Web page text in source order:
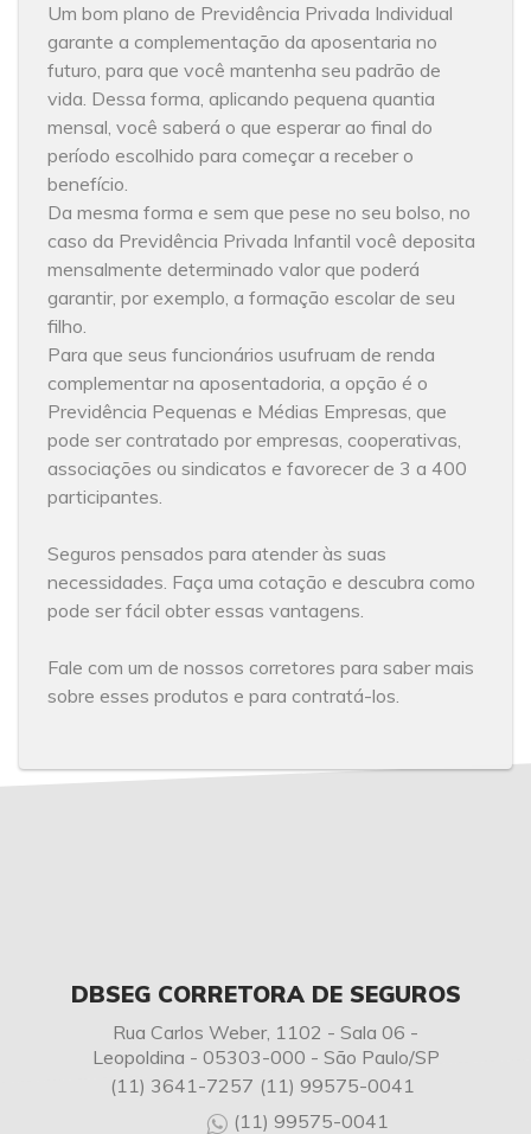
Um bom plano de Previdência Privada Individual
garante a complementação da aposentaria no
futuro, para que você mantenha seu padrão de
vida. Dessa forma, aplicando pequena quantia
mensal, você saberá o que esperar ao final do
período escolhido para começar a receber o
benefício.
Da mesma forma e sem que pese no seu bolso, no
caso da Previdência Privada Infantil você deposita
mensalmente determinado valor que poderá
garantir, por exemplo, a formação escolar de seu
filho.
Para que seus funcionários usufruam de renda
complementar na aposentadoria, a opção é o
Previdência Pequenas e Médias Empresas, que
pode ser contratado por empresas, cooperativas,
associações ou sindicatos e favorecer de 3 a 400
participantes.
Seguros pensados para atender às suas
necessidades. Faça uma cotação e descubra como
pode ser fácil obter essas vantagens.
Fale com um de nossos corretores para saber mais
sobre esses produtos e para contratá-los.
DBSEG CORRETORA DE SEGUROS
Rua Carlos Weber, 1102 - Sala 06 -
Leopoldina - 05303-000 - São Paulo/SP
(11) 3641-7257 (11) 99575-0041
(11) 99575-0041